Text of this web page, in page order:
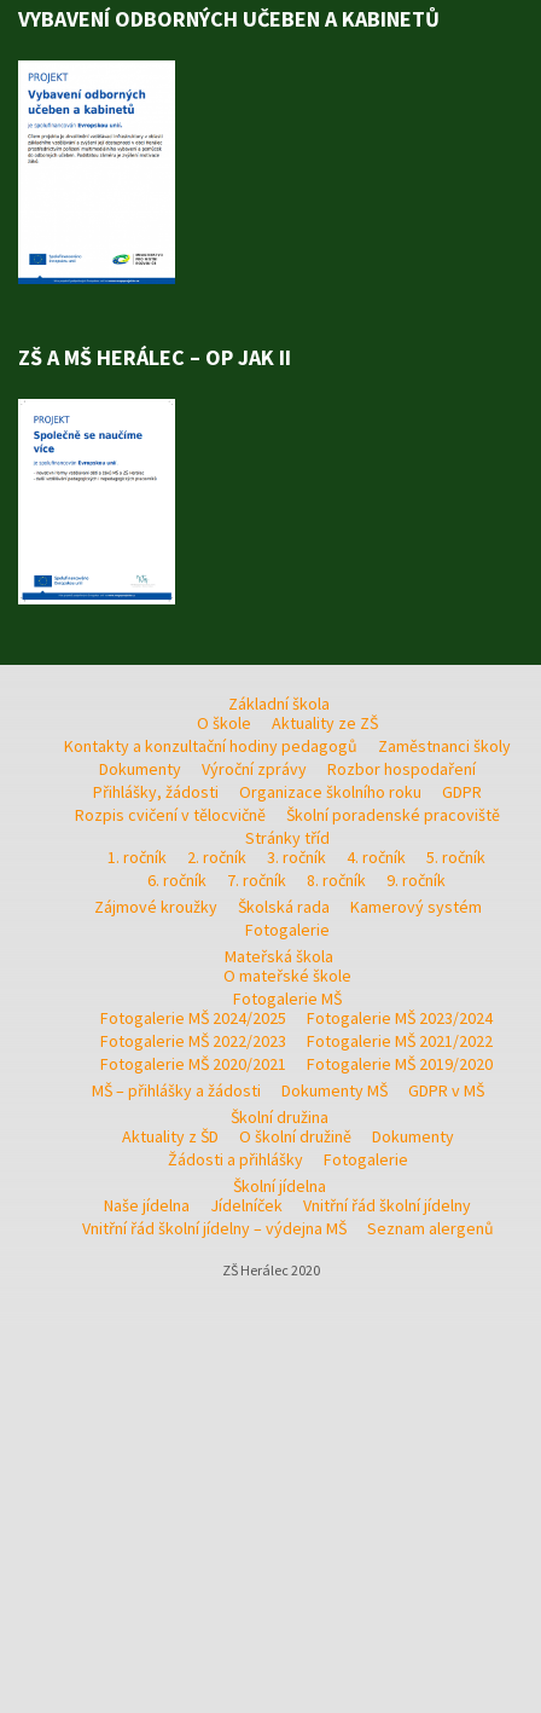
VYBAVENÍ ODBORNÝCH UČEBEN A KABINETŮ
ZŠ A MŠ HERÁLEC – OP JAK II
Základní škola
O škole
Aktuality ze ZŠ
Kontakty a konzultační hodiny pedagogů
Zaměstnanci školy
Dokumenty
Výroční zprávy
Rozbor hospodaření
Přihlášky, žádosti
Organizace školního roku
GDPR
Rozpis cvičení v tělocvičně
Školní poradenské pracoviště
Stránky tříd
1. ročník
2. ročník 3. ročník 4. ročník
5. ročník
6. ročník
7. ročník 8. ročník
9. ročník
Zájmové kroužky
Školská rada
Kamerový systém
Fotogalerie
Mateřská škola
O mateřské škole
Fotogalerie MŠ
Fotogalerie MŠ 2024/2025
Fotogalerie MŠ 2023/2024
Fotogalerie MŠ 2022/2023
Fotogalerie MŠ 2021/2022
Fotogalerie MŠ 2020/2021
Fotogalerie MŠ 2019/2020
MŠ – přihlášky a žádosti
Dokumenty MŠ
GDPR v MŠ
Školní družina
Aktuality z ŠD
O školní družině
Dokumenty
Žádosti a přihlášky
Fotogalerie
Školní jídelna
Naše jídelna
Jídelníček
Vnitřní řád školní jídelny
Vnitřní řád školní jídelny – výdejna MŠ
Seznam alergenů
ZŠ Herálec 2020